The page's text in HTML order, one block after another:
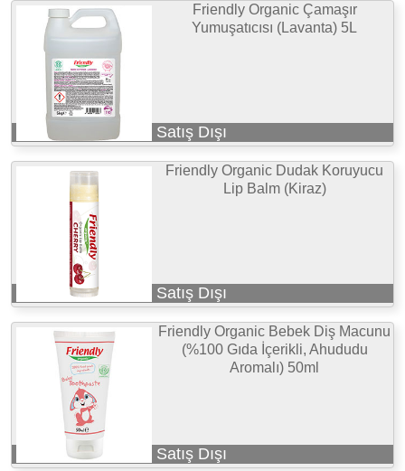
Friendly Organic Çamaşır
Yumuşatıcısı (Lavanta) 5L
Satış Dışı
Friendly Organic Dudak Koruyucu
Lip Balm (Kiraz)
Satış Dışı
Friendly Organic Bebek Diş Macunu
(%100 Gıda İçerikli, Ahududu
Aromalı) 50ml
Satış Dışı